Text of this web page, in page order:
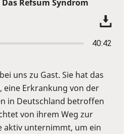
Refsum Syndrom
40:42
uns zu Gast. Sie hat das
eine Erkrankung von der
in Deutschland betroffen
von ihrem Weg zur
aktiv unternimmt, um ein